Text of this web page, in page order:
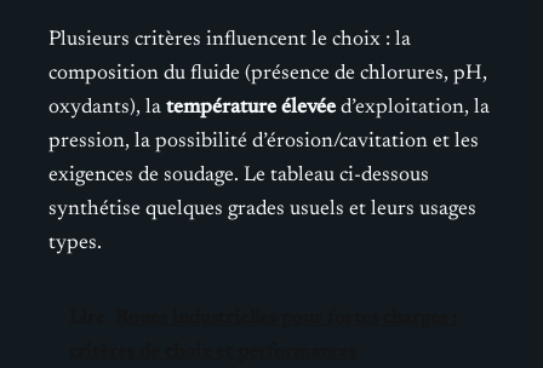
Plusieurs critères influencent le choix : la
composition du fluide (présence de chlorures, pH,
oxydants), la température élevée d’exploitation, la
pression, la possibilité d’érosion/cavitation et les
exigences de soudage. Le tableau ci-dessous
synthétise quelques grades usuels et leurs usages
types.